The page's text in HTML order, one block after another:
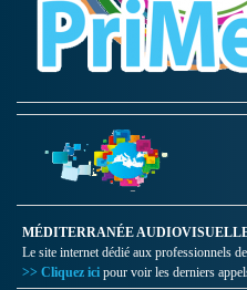
MÉDITERRANÉE
Le site internet dédié aux professionnels
>> Cliquez ici pour voir les derniers